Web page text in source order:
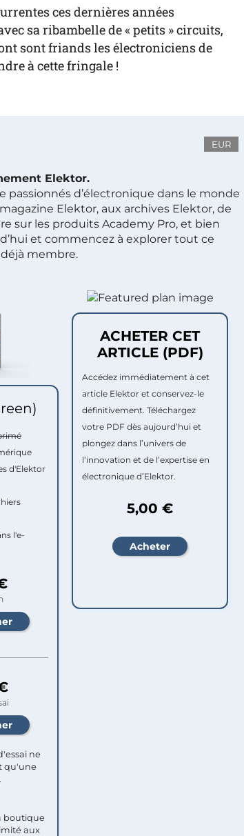
ces dernières années
sa ribambelle de « petits » circuits,
sont friands les électroniciens de
à cette fringale !
EUR
Elektor.
passionnés d’électronique dans le monde
Elektor, aux archives Elektor, de
sur les produits Academy Pro, et bien
et commencez à explorer tout ce
membre.
d'Elektor
l'e-
ne
qu'une
boutique
aux
ACHETER CET
ARTICLE (PDF)
Accédez immédiatement à cet
article Elektor et conservez-le
définitivement. Téléchargez
votre PDF dès aujourd’hui et
plongez dans l’univers de
l’innovation et de l’expertise en
électronique d’Elektor.
5,00 €